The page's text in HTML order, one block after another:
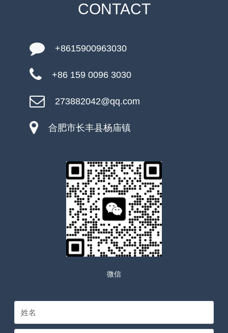
CONTACT
+8615900963030
+86 159 0096 3030
273882042@qq.com
合肥市长丰县杨庙镇
微信